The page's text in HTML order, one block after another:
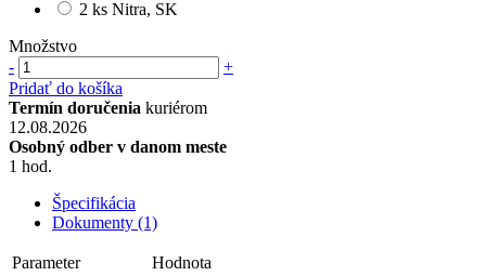
2 ks Nitra, SK
Množstvo
-
+
Pridať do košíka
Termín doručenia kuriérom
12.08.2026
Osobný odber v danom meste
1 hod.
Špecifikácia
Dokumenty (1)
Parameter
Hodnota